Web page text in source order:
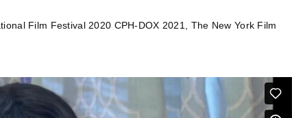
Film Festival 2020 CPH-DOX 2021, The New York Film